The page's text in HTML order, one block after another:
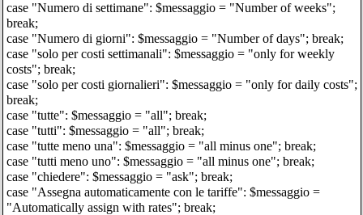
case "Numero di settimane": $messaggio = "Number of weeks";
break;
case "Numero di giorni": $messaggio = "Number of days"; break;
case "solo per costi settimanali": $messaggio = "only for weekly
costs"; break;
case "solo per costi giornalieri": $messaggio = "only for daily costs";
break;
case "tutte": $messaggio = "all"; break;
case "tutti": $messaggio = "all"; break;
case "tutte meno una": $messaggio = "all minus one"; break;
case "tutti meno uno": $messaggio = "all minus one"; break;
case "chiedere": $messaggio = "ask"; break;
case "Assegna automaticamente con le tariffe": $messaggio =
"Automatically assign with rates"; break;